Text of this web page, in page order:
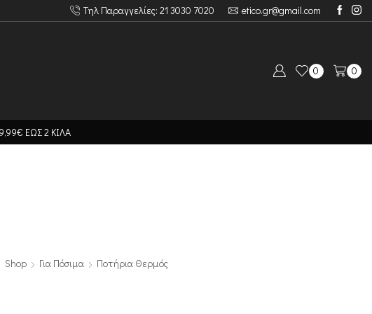
Τηλ Παραγγελίες: 21 3030 7020 etico.gr@gmail.com
0 0
ΕΩΣ 2 ΚΙΛΑ
Shop Για Πόσιμα Ποτήρια Θερμός